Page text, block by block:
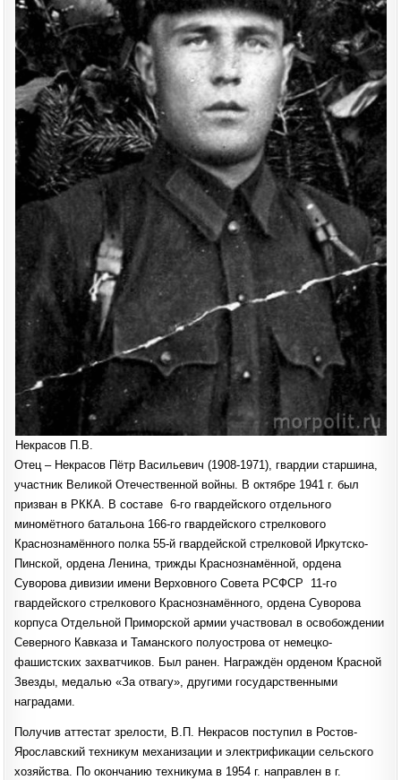
Некрасов П.В.
Отец – Некрасов Пётр Васильевич (1908-1971), гвардии старшина,
участник Великой Отечественной войны. В октябре 1941 г. был
призван в РККА. В составе 6-го гвардейского отдельного
миномётного батальона 166-го гвардейского стрелкового
Краснознамённого полка 55-й гвардейской стрелковой Иркутско-
Пинской, ордена Ленина, трижды Краснознамённой, ордена
Суворова дивизии имени Верховного Совета РСФСР 11-го
гвардейского стрелкового Краснознамённого, ордена Суворова
корпуса Отдельной Приморской армии участвовал в освобождении
Северного Кавказа и Таманского полуострова от немецко-
фашистских захватчиков. Был ранен. Награждён орденом Красной
Звезды, медалью «За отвагу», другими государственными
наградами.
Получив аттестат зрелости, В.П. Некрасов поступил в Ростов-
Ярославский техникум механизации и электри­фикации сельского
хозяйства. По окончанию техникума в 1954 г. направлен в г.